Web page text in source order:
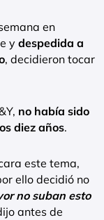
en
y despedida a
, decidieron tocar
no había sido
diez años.
este tema,
ello decidió no
no suban esto
antes de